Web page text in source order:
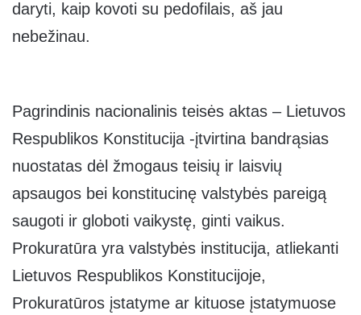
daryti, kaip kovoti su pedofilais, aš jau
nebežinau.
Pagrindinis nacionalinis teisės aktas – Lietuvos
Respublikos Konstitucija -įtvirtina bandrąsias
nuostatas dėl žmogaus teisių ir laisvių
apsaugos bei konstitucinę valstybės pareigą
saugoti ir globoti vaikystę, ginti vaikus.
Prokuratūra yra valstybės institucija, atliekanti
Lietuvos Respublikos Konstitucijoje,
Prokuratūros įstatyme ar kituose įstatymuose